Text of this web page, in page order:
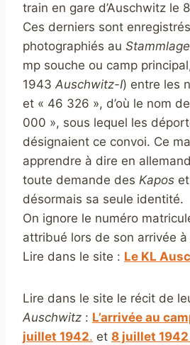
train en gare d’Auschwitz le
Ces derniers sont
photographiés au
mp souche ou camp
1943 Auschwitz-I) entre les
et « 46 326 », d’où le nom
000 », sous lequel les
désignaient ce convoi. Ce
apprendre à dire en
toute demande des Kapos
désormais sa seule identité.
On ignore le numéro
attribué lors de son arrivée
Lire dans le site : Le KL
Lire dans le site le récit de
Auschwitz : L’arrivée au
juillet 1942. et 8 juillet 1942